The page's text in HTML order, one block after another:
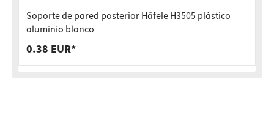
Soporte de pared posterior Häfele H3505 plástico
aluminio blanco
0.38 EUR*